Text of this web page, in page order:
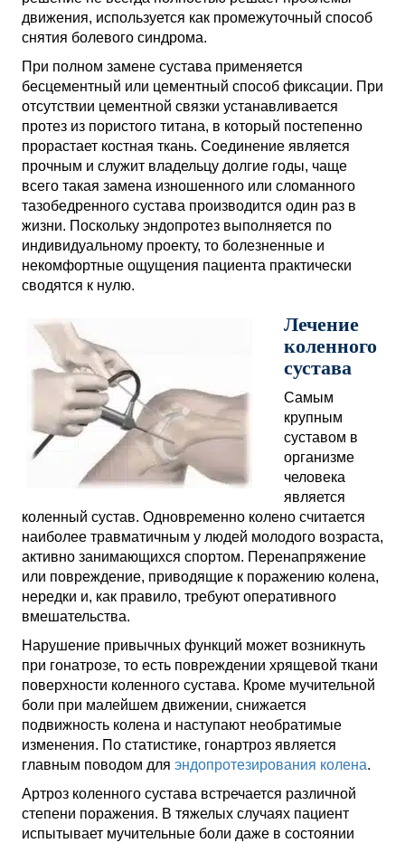
движения, используется как промежуточный способ
снятия болевого синдрома.
При полном замене сустава применяется
бесцементный или цементный способ фиксации. При
отсутствии цементной связки устанавливается
протез из пористого титана, в который постепенно
прорастает костная ткань. Соединение является
прочным и служит владельцу долгие годы, чаще
всего такая замена изношенного или сломанного
тазобедренного сустава производится один раз в
жизни. Поскольку эндопротез выполняется по
индивидуальному проекту, то болезненные и
некомфортные ощущения пациента практически
сводятся к нулю.
Лечение
коленного
сустава
Самым
крупным
суставом в
организме
человека
является
коленный сустав. Одновременно колено считается
наиболее травматичным у людей молодого возраста,
активно занимающихся спортом. Перенапряжение
или повреждение, приводящие к поражению колена,
нередки и, как правило, требуют оперативного
вмешательства.
Нарушение привычных функций может возникнуть
при гонатрозе, то есть повреждении хрящевой ткани
поверхности коленного сустава. Кроме мучительной
боли при малейшем движении, снижается
подвижность колена и наступают необратимые
изменения. По статистике, гонартроз является
главным поводом для эндопротезирования колена.
Артроз коленного сустава встречается различной
степени поражения. В тяжелых случаях пациент
испытывает мучительные боли даже в состоянии